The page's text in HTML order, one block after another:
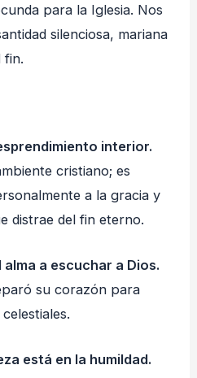
para la Iglesia. Nos
silenciosa, mariana
fin.
interior.
cristiano; es
a la gracia y
distrae del fin eterno.
a escuchar a Dios.
su corazón para
está en la humildad.